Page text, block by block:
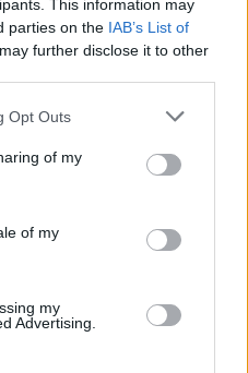
This information may
parties on the IAB’s List of
further disclose it to other
uses one or more Google
behaviour. You may click to
and its third-party tags to
purposes in below Google
Opt Outs
of my
of my
my
Advertising.
usati, verificati dal
superiori a 150 euro.
la nostra